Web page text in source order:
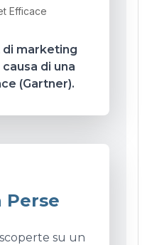
di marketing
di una
(Gartner).
su un